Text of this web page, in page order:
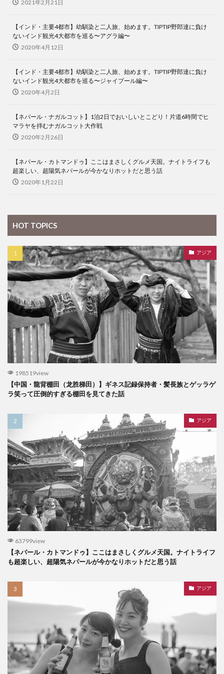
2021年2月21日
【インド・主要4都市】幼馴染と二人旅、始めます。TIPTIP野郎達に負け
ないインド観光4大都市を巡る〜アグラ編〜
2020年4月12日
【インド・主要4都市】幼馴染と二人旅、始めます。TIPTIP野郎達に負け
ないインド観光4大都市を巡る〜ジャイプール編〜
2020年4月2日
【ネパール・ナガルコット】1泊2日でおいしいとこどり！片道6時間でヒ
マラヤを拝むナガルコット大作戦
2020年2月26日
【ネパール・カトマンドゥ】ここはまさしくグルメ天国。ナイトライフも
超楽しい、超陽気ネパールが今かなりホットだと思う話
2020年1月22日
HOT TOPICS
アジア
198519view
【中国・龍背棚田（龙胜梯田）】ギネス記録保持者・髪長族とゲッラゲ
ラ笑って圧倒的すぎる棚田を見てきた話
アジア
63799view
【ネパール・カトマンドゥ】ここはまさしくグルメ天国。ナイトライフ
も超楽しい、超陽気ネパールが今かなりホットだと思う話
アジア